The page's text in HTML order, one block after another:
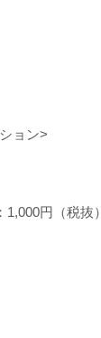
ョン>
1,000円（税抜）